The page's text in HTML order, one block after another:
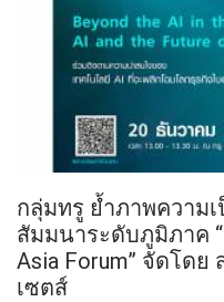
กลุ่มทรู ย้ำภาพความ
สัมมนาระดับภูมิภาค
Asia Forum” จัดโด
เซตส์